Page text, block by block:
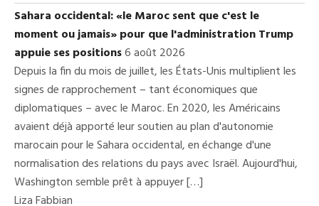
Sahara occidental: «le Maroc sent que c'est le
moment ou jamais» pour que l'administration Trump
appuie ses positions6 août 2026
Depuis la fin du mois de juillet, les États-Unis multiplient les
signes de rapprochement – tant économiques que
diplomatiques – avec le Maroc. En 2020, les Américains
avaient déjà apporté leur soutien au plan d'autonomie
marocain pour le Sahara occidental, en échange d'une
normalisation des relations du pays avec Israël. Aujourd'hui,
Washington semble prêt à appuyer […]
Liza Fabbian